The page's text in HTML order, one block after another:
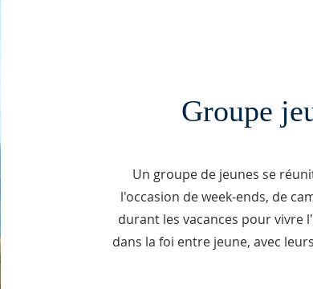
Groupe
Un groupe de jeunes se
l'occasion de week-ends, de
durant les vacances pour vivre
dans la foi entre jeune, avec